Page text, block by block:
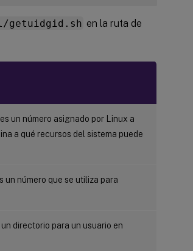
getuidgid.sh en la ruta de
un número asignado por Linux a
a qué recursos del sistema puede
un número que se utiliza para
directorio para un usuario en